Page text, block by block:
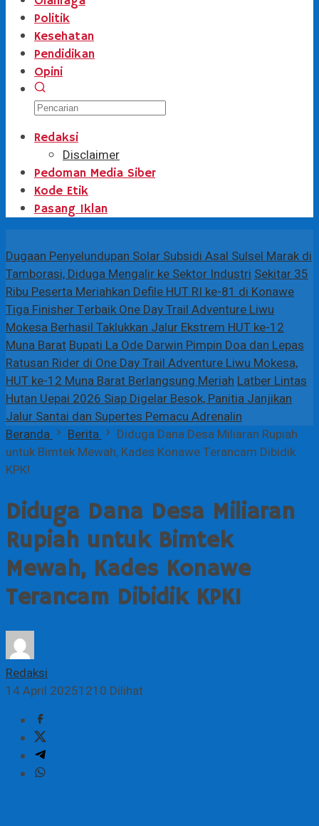
Politik
Kesehatan
Pendidikan
Opini
Redaksi
Disclaimer
Pedoman Media Siber
Kode Etik
Pasang Iklan
Dugaan Penyelundupan Solar Subsidi Asal Sulsel Marak di
Tamborasi, Diduga Mengalir ke Sektor IndustriSekitar 35
Ribu Peserta Meriahkan Defile HUT RI ke-81 di Konawe
Tiga Finisher Terbaik One Day Trail Adventure Liwu
Mokesa Berhasil Taklukkan Jalur Ekstrem HUT ke-12
Muna BaratBupati La Ode Darwin Pimpin Doa dan Lepas
Ratusan Rider di One Day Trail Adventure Liwu Mokesa,
HUT ke-12 Muna Barat Berlangsung MeriahLatber Lintas
Hutan Uepai 2026 Siap Digelar Besok, Panitia Janjikan
Jalur Santai dan Supertes Pemacu Adrenalin
Beranda
Berita
Diduga Dana Desa Miliaran Rupiah
untuk Bimtek Mewah, Kades Konawe Terancam Dibidik
KPK!
Diduga Dana Desa Miliaran
Rupiah untuk Bimtek
Mewah, Kades Konawe
Terancam Dibidik KPK!
Redaksi
14 April 20251210 Dilihat